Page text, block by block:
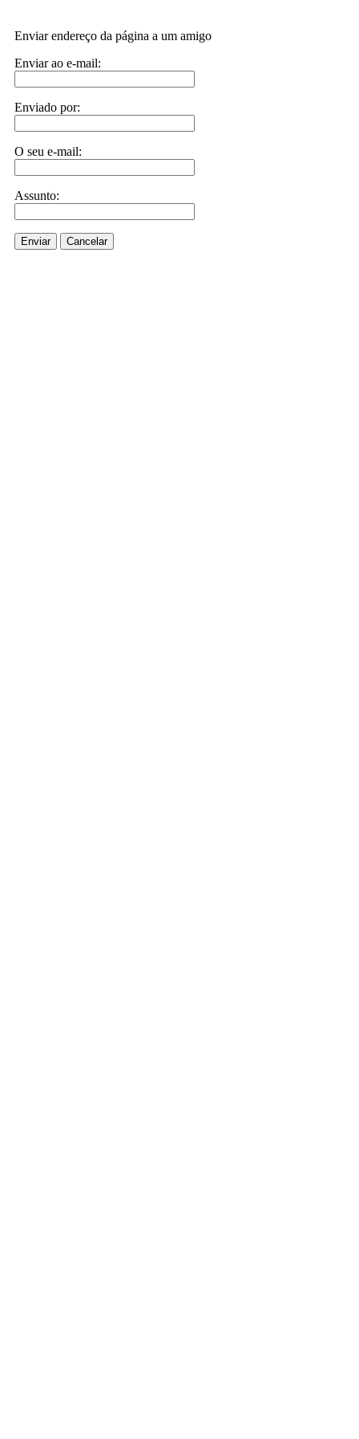
Enviar endereço da página a um amigo
Enviar ao e-mail:
Enviado por:
O seu e-mail:
Assunto:
Enviar Cancelar